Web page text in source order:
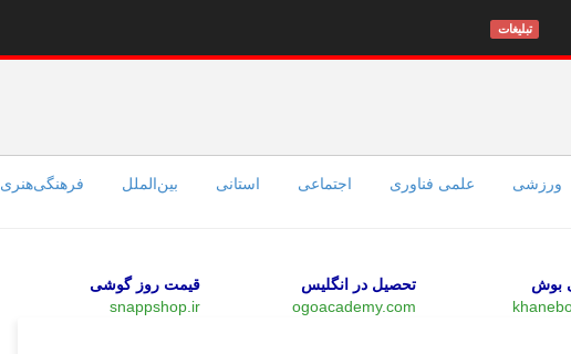
تبلیغات
ورزشی علمی فناوری اجتماعی استانی بین‌الملل فرهنگی‌هنری
بوش
تحصیل در انگلیس
ogoacademy.com
قیمت روز گوشی
snappshop.ir